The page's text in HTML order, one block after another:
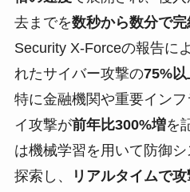
去までを数秒から数分で完
Security X-Forceの報告に
れたサイバー攻撃の75%以
特に金融機関や重要イン
イ攻撃が前年比300%増を
は機械学習を用いて防御
探索し、
リアルタイムで